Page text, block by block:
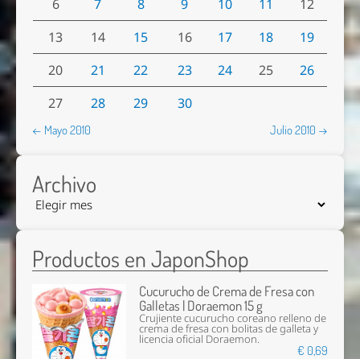
6 7 8 9 10 11
12
13
14 15 16 17 18
19
20
21 22 23 24 25
26
27
28 29 30
← Mayo 2010 Julio 2010 →
Archivo
Productos en JaponShop
Cucurucho de Crema de Fresa con
Galletas | Doraemon 15 g
Crujiente cucurucho coreano relleno de
crema de fresa con bolitas de galleta y
licencia oficial Doraemon.
€ 0,69